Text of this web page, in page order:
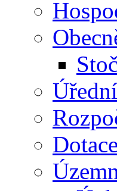
Dotace